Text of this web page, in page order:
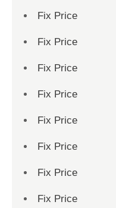
Fix Price
Fix Price
Fix Price
Fix Price
Fix Price
Fix Price
Fix Price
Fix Price